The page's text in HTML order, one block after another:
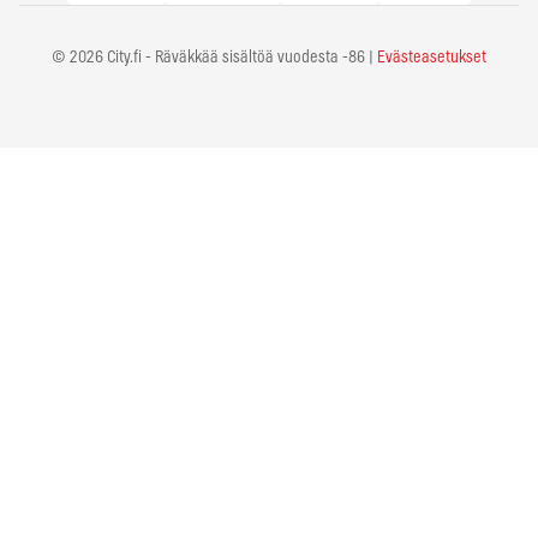
© 2026 City.fi - Räväkkää sisältöä vuodesta -86 | Evästeasetukset